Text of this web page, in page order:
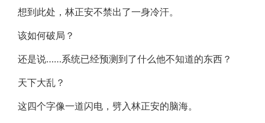
想到此处，林正安不禁出了一身冷汗。
该如何破局？
还是说……系统已经预测到了什么他不知道的东西？
天下大乱？
这四个字像一道闪电，劈入林正安的脑海。